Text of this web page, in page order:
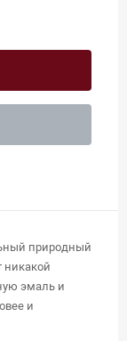
природный
никакой
эмаль и
и